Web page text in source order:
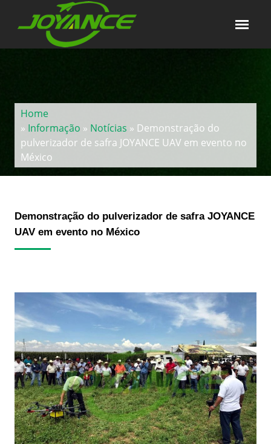
Home
» Informação » Notícias » Demonstração do
pulverizador de safra JOYANCE UAV em evento no
México
Demonstração do pulverizador de safra JOYANCE
UAV em evento no México